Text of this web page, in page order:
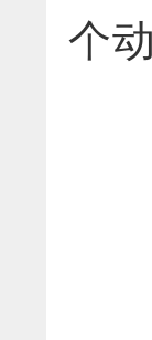
个